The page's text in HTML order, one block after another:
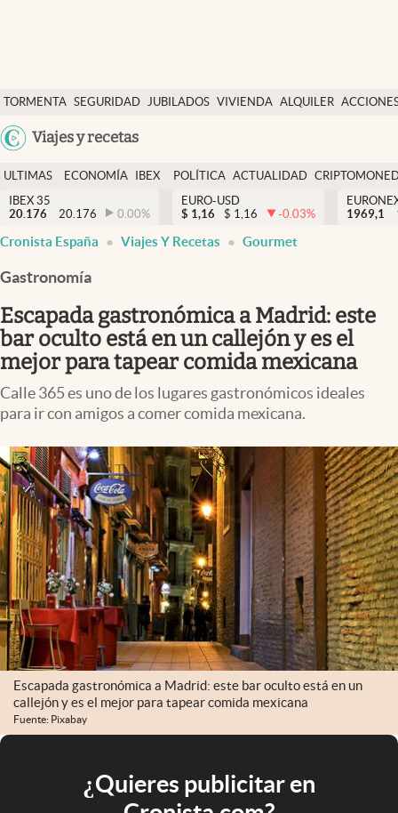
TORMENTA SEGURIDAD JUBILADOS VIVIENDA ALQUILER
USA
Viajes y recetas
Economía y finanzas
Política
Actualidad
Criptomonedas
España
ULTIMAS
NOTICIAS
ECONOMÍA
FINANZAS
IBEX
EURO
POLÍTICA ACTUALIDAD
IBEX 35
20.176
20.176 0.00%
EURO-USD
$ 1,16 $ 1,16 -0.03%
1969,1
Cronista España Viajes Y Recetas Gourmet
Gastronomía
Escapada gastronómica a Madrid: este
bar oculto está en un callejón y es el
mejor para tapear comida mexicana
Calle 365 es uno de los lugares gastronómicos ideales
para ir con amigos a comer comida mexicana.
Escapada gastronómica a Madrid: este bar oculto está en un
callejón y es el mejor para tapear comida mexicana
Fuente: Pixabay
¿Quieres publicitar en